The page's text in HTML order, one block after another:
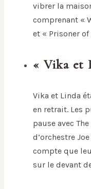
vibrer la
comprenant «
et « Prisoner of
« Vika et
Vika et Linda
en retrait. Les
pause avec
d’orchestre
compte que
sur le devant